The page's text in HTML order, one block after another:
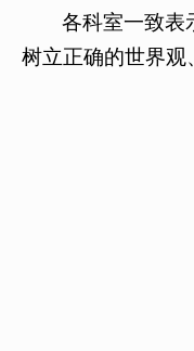
各科室一致表
树立正确的世界观